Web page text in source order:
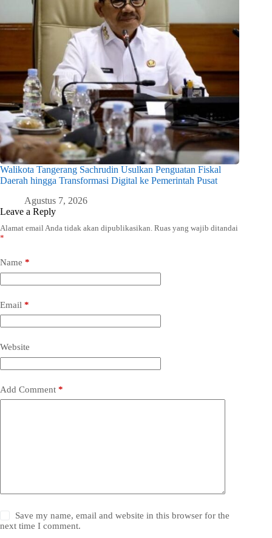
Walikota Tangerang Sachrudin Usulkan Penguatan Fiskal
Daerah hingga Transformasi Digital ke Pemerintah Pusat
Agustus 7, 2026
Leave a Reply
Alamat email Anda tidak akan dipublikasikan. Ruas yang wajib ditandai
*
Name *
Email *
Website
Add Comment *
Save my name, email and website in this browser for the
next time I comment.